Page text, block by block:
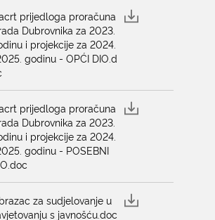
prijedloga proračuna
Dubrovnika za 2023.
i projekcije za 2024.
godinu - OPĆI DIO.d
prijedloga proračuna
Dubrovnika za 2023.
i projekcije za 2024.
godinu - POSEBNI
za sudjelovanje u
s javnošću.doc